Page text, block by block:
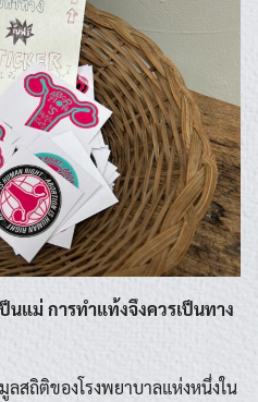
แม่ การทำแท้งจึงควรเป็นทาง
สถิติของโรงพยาบาลแห่งหนึ่งใน